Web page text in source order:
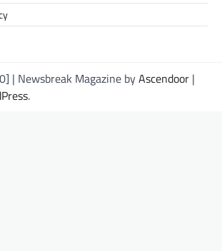
| Newsbreak Magazine byAscendoor |
.